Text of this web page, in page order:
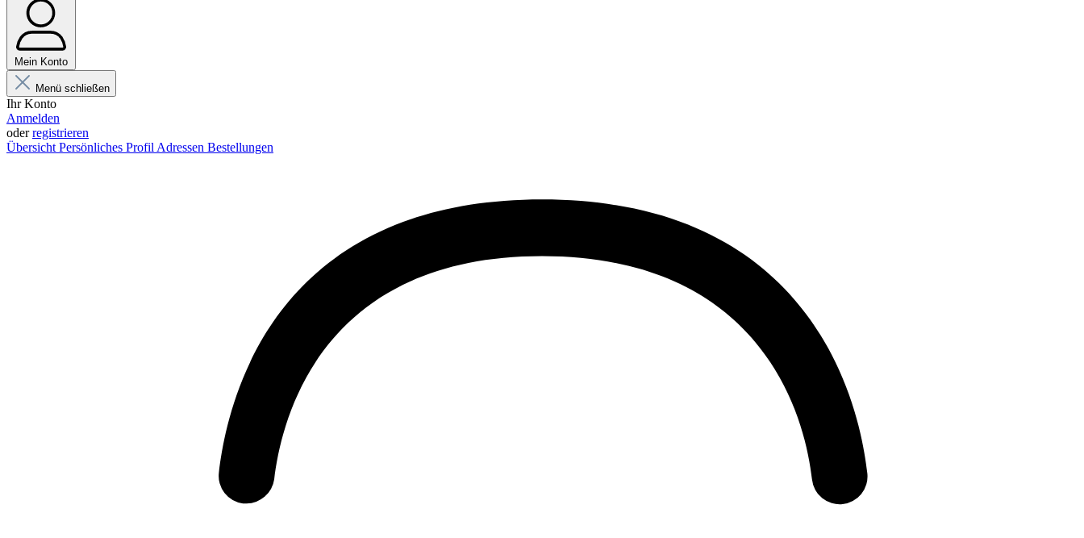
Mein Konto
Menü schließen
Ihr Konto
Anmelden
oderregistrieren
Übersicht Persönliches Profil Adressen Bestellungen